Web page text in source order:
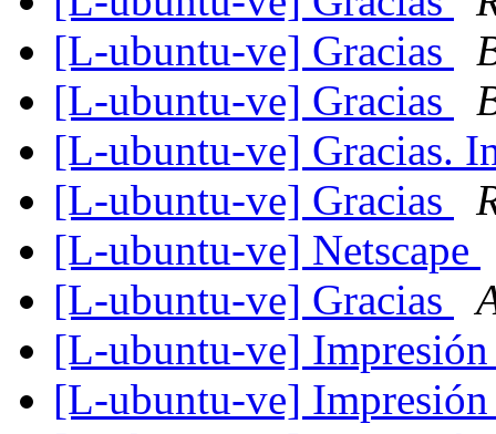
[L-ubuntu-ve] Gracias
[L-ubuntu-ve] Gracias
[L-ubuntu-ve] Gracias.
[L-ubuntu-ve] Gracias
[L-ubuntu-ve] Netscape
[L-ubuntu-ve] Gracias
[L-ubuntu-ve]
[L-ubuntu-ve]